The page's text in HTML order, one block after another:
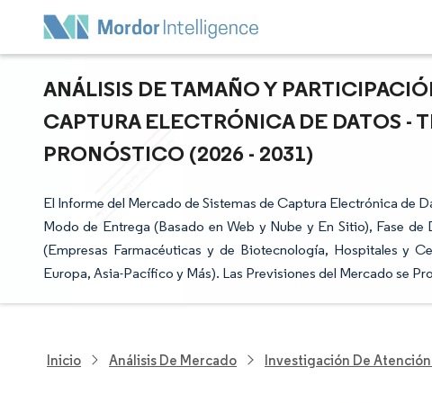
ANÁLISIS DE TAMAÑO Y
CAPTURA ELECTRÓNICA DE DATOS -
PRONÓSTICO (2026 - 2031)
El Informe del Mercado de Sistemas de Captura Electrónica de
Modo de Entrega (Basado en Web y Nube y En Sitio), Fase de
(Empresas Farmacéuticas y de Biotecnología, Hospitales y
Europa, Asia-Pacífico y Más). Las Previsiones del Mercado se
Inicio Análisis De Mercado Investigación De